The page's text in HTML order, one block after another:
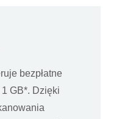
bezpłatne
GB*. Dzięki